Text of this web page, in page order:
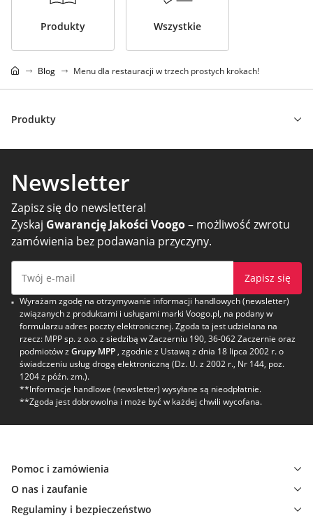
Produkty Wszystkie
Blog Menu dla restauracji w trzech prostych krokach!
Produkty
Newsletter
Zapisz się do newslettera!
Zyskaj Gwarancję Jakości Voogo– możliwość zwrotu
zamówienia bez podawania przyczyny.
Zapisz się
Wyrażam zgodę na otrzymywanie informacji handlowych (newsletter)
związanych z produktami i usługami marki Voogo.pl, na podany w
formularzu adres poczty elektronicznej. Zgoda ta jest udzielana na
rzecz: MPP sp. z o.o. z siedzibą w Zaczerniu 190, 36-062 Zaczernie oraz
podmiotów z Grupy MPP , zgodnie z Ustawą z dnia 18 lipca 2002 r. o
świadczeniu usług drogą elektroniczną (Dz. U. z 2002 r., Nr 144, poz.
1204 z późn. zm.).
**Informacje handlowe (newsletter) wysyłane są nieodpłatnie.
**Zgoda jest dobrowolna i może być w każdej chwili wycofana.
Pomoc i zamówienia
O nas i zaufanie
Regulaminy i bezpieczeństwo